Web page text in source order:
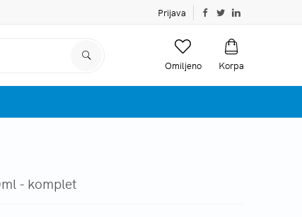
Prijava
Omiljeno Korpa
- komplet